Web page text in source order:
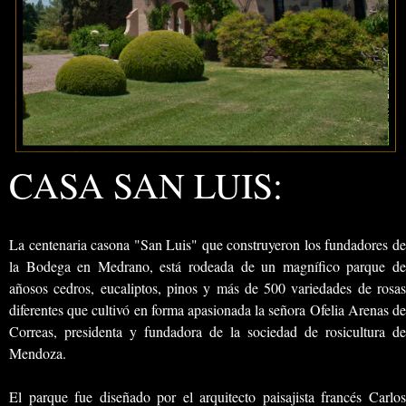
CASA SAN LUIS:
La centenaria casona "San Luis" que construyeron los fundadores de
la Bodega en Medrano, está rodeada de un magnífico parque de
añosos cedros, eucaliptos, pinos y más de 500 variedades de rosas
diferentes que cultivó en forma apasionada la señora Ofelia Arenas de
Correas, presidenta y fundadora de la sociedad de rosicultura de
Mendoza.
El parque fue diseñado por el arquitecto paisajista francés Carlos